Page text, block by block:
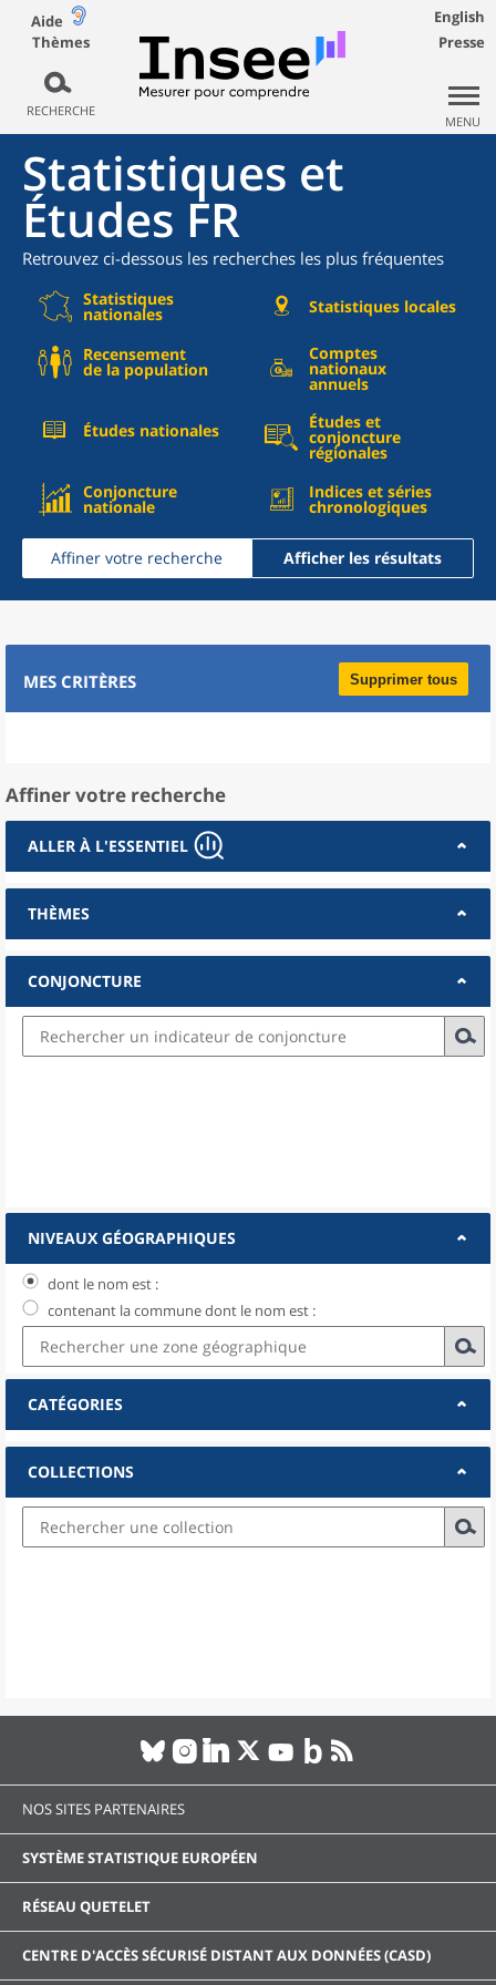
Aide
Thèmes
RECHERCHE
English
Presse
MENU
Statistiques et
Études FR
Retrouvez ci-dessous les recherches les plus fréquentes
Statistiques
nationales Statistiques locales
Recensement
de la population
Comptes
nationaux
annuels
Études nationales Études et
conjoncture
régionales
Conjoncture
nationale
Indices et séries
chronologiques
Affiner votre recherche Afficher les résultats
MES CRITÈRES Supprimer tous
Affiner votre recherche
ALLER À L'ESSENTIEL
THÈMES
CONJONCTURE
NIVEAUX GÉOGRAPHIQUES
dont le nom est :
contenant la commune dont le nom est :
CATÉGORIES
COLLECTIONS
NOS SITES PARTENAIRES
SYSTÈME STATISTIQUE EUROPÉEN
RÉSEAU QUETELET
CENTRE D'ACCÈS SÉCURISÉ DISTANT AUX DONNÉES (CASD)